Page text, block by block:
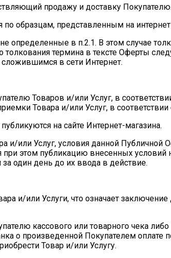
продажу и доставку Покупателю.
образцам, представленным на
в п.2.1. В этом случае
толкования термина в тексте Оферты
в сети Интернет.
Товаров и/или Услуг, в
Товара и/или Услуг, в
на сайте Интернет-магазина.
и/или Услуг, условия данной
при этом публикацию внесенных
один день до их ввода в действие.
и/или Услуги, что означает
кассового или товарного чека
о произведенной Покупателем
Товар и/или Услугу.